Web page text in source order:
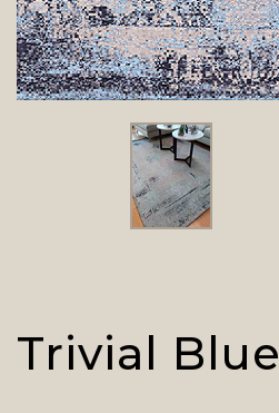
Trivial Blue